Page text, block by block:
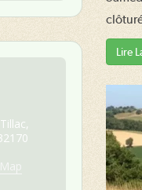
Lire